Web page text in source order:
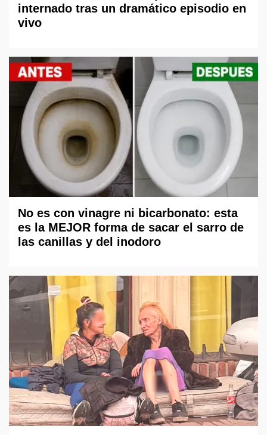
internado tras un dramático episodio en
vivo
No es con vinagre ni bicarbonato: esta
es la MEJOR forma de sacar el sarro de
las canillas y del inodoro